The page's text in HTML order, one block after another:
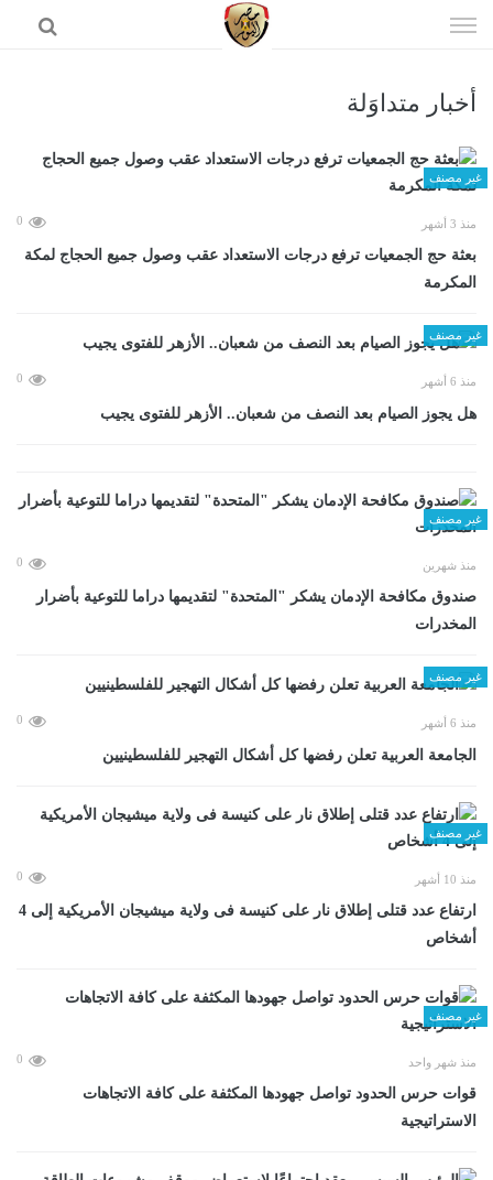
الى
أخبار متداوَلة
غير مصنف
منذ 3 أشهر 0
بعثة حج الجمعيات ترفع درجات الاستعداد عقب وصول جميع الحجاج لمكة
المكرمة
غير مصنف
منذ 6 أشهر 0
هل يجوز الصيام بعد النصف من شعبان.. الأزهر للفتوى يجيب
غير مصنف
منذ شهرين 0
صندوق مكافحة الإدمان يشكر "المتحدة" لتقديمها دراما للتوعية بأضرار
المخدرات
غير مصنف
منذ 6 أشهر 0
الجامعة العربية تعلن رفضها كل أشكال التهجير للفلسطينيين
غير مصنف
منذ 10 أشهر 0
ارتفاع عدد قتلى إطلاق نار على كنيسة فى ولاية ميشيجان الأمريكية إلى 4
أشخاص
غير مصنف
منذ شهر واحد 0
قوات حرس الحدود تواصل جهودها المكثفة على كافة الاتجاهات
الاستراتيجية